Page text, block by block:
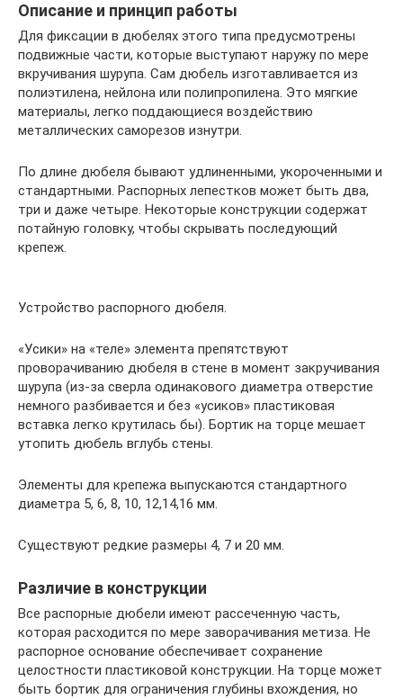
Описание и принцип работы
Для фиксации в дюбелях этого типа предусмотрены
подвижные части, которые выступают наружу по мере
вкручивания шурупа. Сам дюбель изготавливается из
полиэтилена, нейлона или полипропилена. Это мягкие
материалы, легко поддающиеся воздействию
металлических саморезов изнутри.
По длине дюбеля бывают удлиненными, укороченными и
стандартными. Распорных лепестков может быть два,
три и даже четыре. Некоторые конструкции содержат
потайную головку, чтобы скрывать последующий
крепеж.
Устройство распорного дюбеля.
«Усики» на «теле» элемента препятствуют
проворачиванию дюбеля в стене в момент закручивания
шурупа (из-за сверла одинакового диаметра отверстие
немного разбивается и без «усиков» пластиковая
вставка легко крутилась бы). Бортик на торце мешает
утопить дюбель вглубь стены.
Элементы для крепежа выпускаются стандартного
диаметра 5, 6, 8, 10, 12,14,16 мм.
Существуют редкие размеры 4, 7 и 20 мм.
Различие в конструкции
Все распорные дюбели имеют рассеченную часть,
которая расходится по мере заворачивания метиза. Не
распорное основание обеспечивает сохранение
целостности пластиковой конструкции. На торце может
быть бортик для ограничения глубины вхождения, но